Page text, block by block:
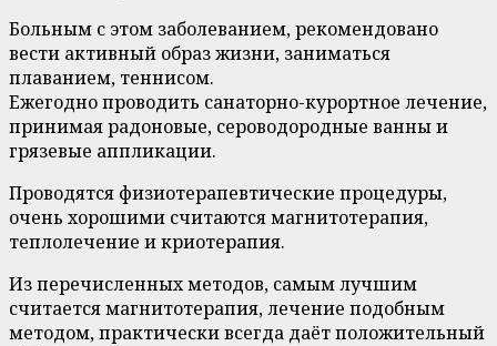
Больным с этом заболеванием, рекомендовано
вести активный образ жизни, заниматься
плаванием, теннисом.
Ежегодно проводить санаторно-курортное лечение,
принимая радоновые, сероводородные ванны и
грязевые аппликации.
Проводятся физиотерапевтические процедуры,
очень хорошими считаются магнитотерапия,
теплолечение и криотерапия.
Из перечисленных методов, самым лучшим
считается магнитотерапия, лечение подобным
методом, практически всегда даёт положительный